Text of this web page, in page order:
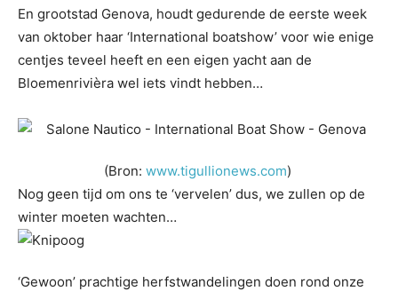
En grootstad Genova, houdt gedurende de eerste week
van oktober haar ‘International boatshow’ voor wie enige
centjes teveel heeft en een eigen yacht aan de
Bloemenrivièra wel iets vindt hebben…
(Bron: www.tigullionews.com)
Nog geen tijd om ons te ‘vervelen’ dus, we zullen op de
winter moeten wachten…
‘Gewoon’ prachtige herfstwandelingen doen rond onze